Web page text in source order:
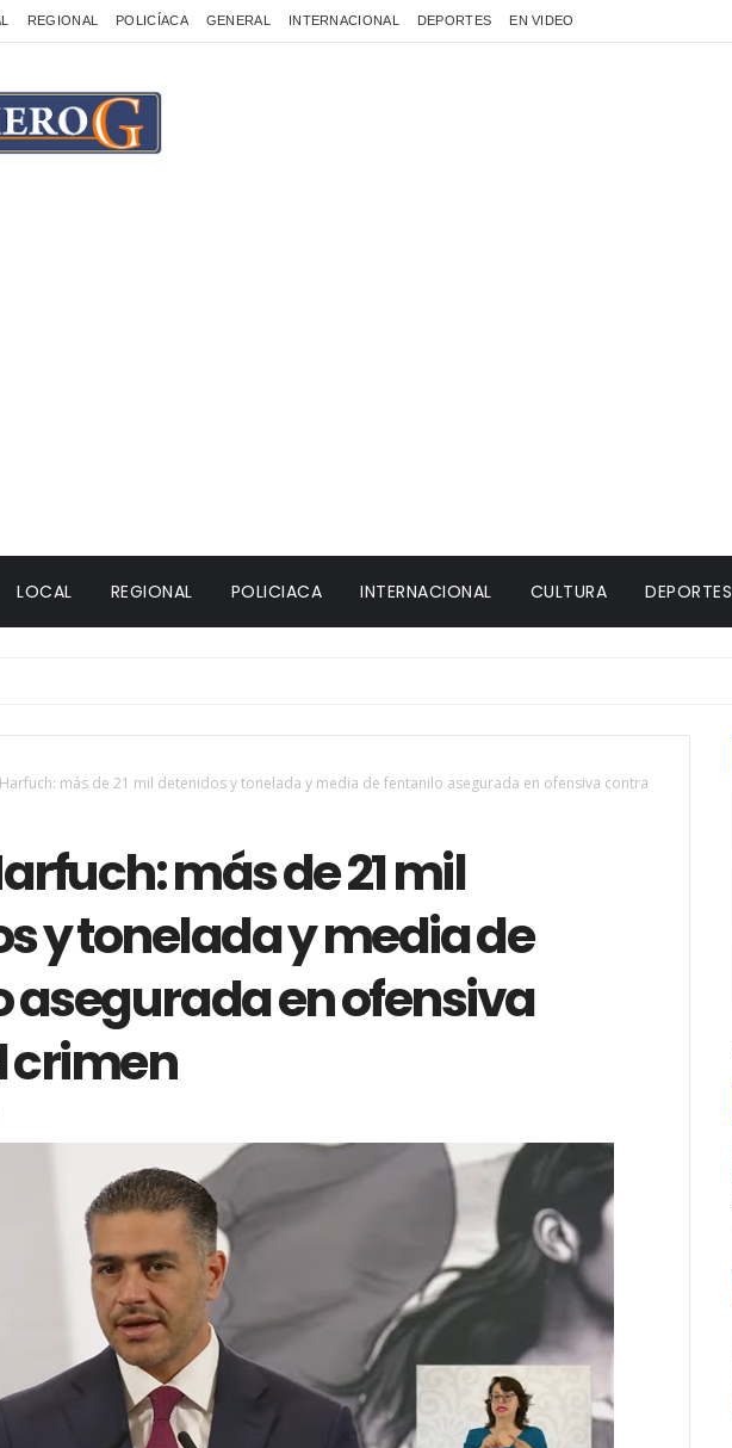
REGIONAL POLICÍACA GENERAL INTERNACIONAL DEPORTES EN VIDEO
LOCAL REGIONAL POLICIACA INTERNACIONAL CULTURA DEPORTES
más de 21 mil detenidos y tonelada y media de fentanilo asegurada en ofensiva contra
más de 21 mil
y tonelada y media de
asegurada en ofensiva
crimen